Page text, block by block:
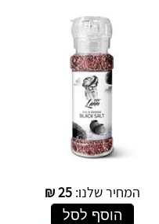
המחיר שלנו:25
₪
הוסף לסל